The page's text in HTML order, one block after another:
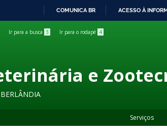
COMUNICA BR ACESSO À
Ir para a busca 3 Ir para o rodapé 4
e
Serviços